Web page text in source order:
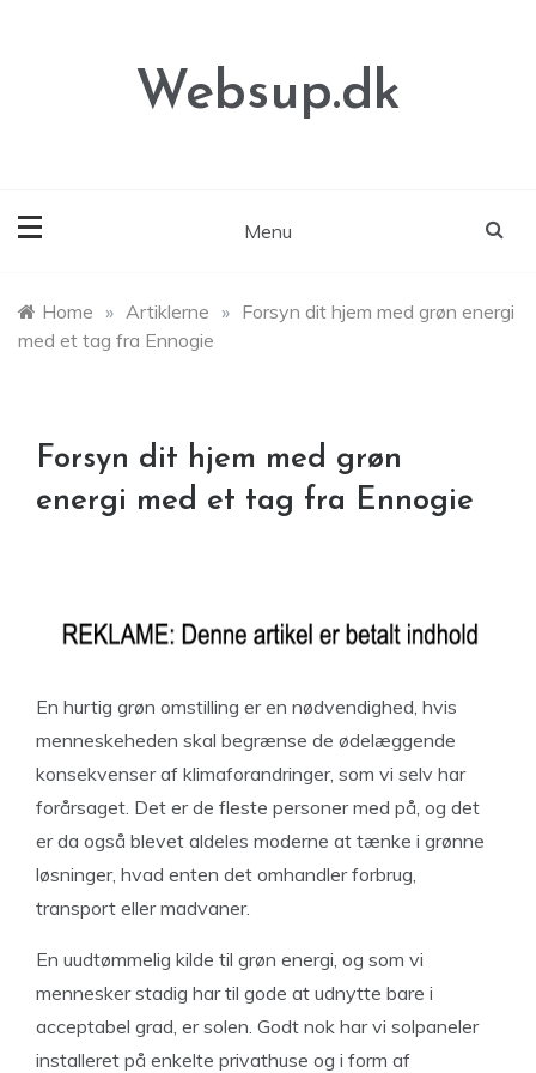
Websup.dk
Menu
Home » Artiklerne » Forsyn dit hjem med grøn energi
med et tag fra Ennogie
Forsyn dit hjem med grøn
energi med et tag fra Ennogie
En hurtig grøn omstilling er en nødvendighed, hvis
menneskeheden skal begrænse de ødelæggende
konsekvenser af klimaforandringer, som vi selv har
forårsaget. Det er de fleste personer med på, og det
er da også blevet aldeles moderne at tænke i grønne
løsninger, hvad enten det omhandler forbrug,
transport eller madvaner.
En uudtømmelig kilde til grøn energi, og som vi
mennesker stadig har til gode at udnytte bare i
acceptabel grad, er solen. Godt nok har vi solpaneler
installeret på enkelte privathuse og i form af